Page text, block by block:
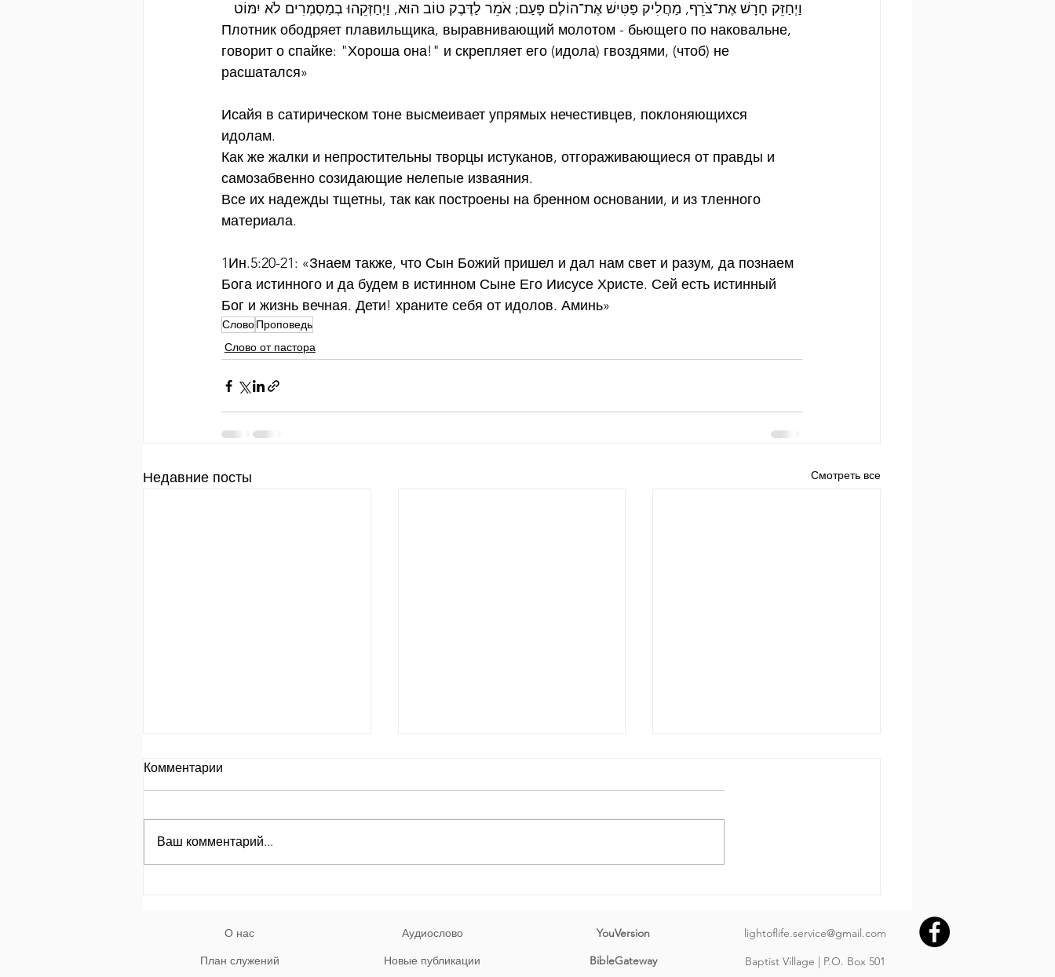
וַיְחַזֵּק חָרָשׁ אֶת־צֹרֵף, מַחֲלִיק פַּטִּישׁ אֶת־הוֹלֶם פָּעַם; אֹמֵר לַדֶּבֶק טוֹב הוּא, וַיְחַזְּקֵהוּ בְמַסְמְרִים לֹא יִמּוֹט
Плотник ободряет плавильщика, выравнивающий молотом - бьющего по наковальне,
говорит о спайке: "Хороша она!" и скрепляет его (идола) гвоздями, (чтоб) не
расшатался»
Исайя в сатирическом тоне высмеивает упрямых нечестивцев, поклоняющихся
идолам.
Как же жалки и непростительны творцы истуканов, отгораживающиеся от правды и
самозабвенно созидающие нелепые изваяния.
Все их надежды тщетны, так как построены на бренном основании, и из тленного
материала.
1Ин.5:20-21: «Знаем также, что Сын Божий пришел и дал нам свет и разум, да познаем
Бога истинного и да будем в истинном Сыне Его Иисусе Христе. Сей есть истинный
Бог и жизнь вечная. Дети! храните себя от идолов. Аминь»
СловоПроповедь
Слово от пастора
Недавние посты Смотреть все
День за днем.
День 653 Пр.24:8: «Кто
מְחַשֵּׁב לְהָרֵעַ; לוֹ, בַּעַל־מְזִמּוֹת יִקְרָאוּ׃
Кто замышляет творить зло,
День 651 Пр.24:5-6: «Человек
войну твою, и успех [будет] при
День 650 Пр.24:3-4: «Мудростью
всяким драгоценным и
Комментарии
Ваш комментарий...
О нас Аудиослово YouVersion
lightoflife.service@gmail.com
План служений
Новые публикации BibleGateway Baptist Village | P.O. Box 501